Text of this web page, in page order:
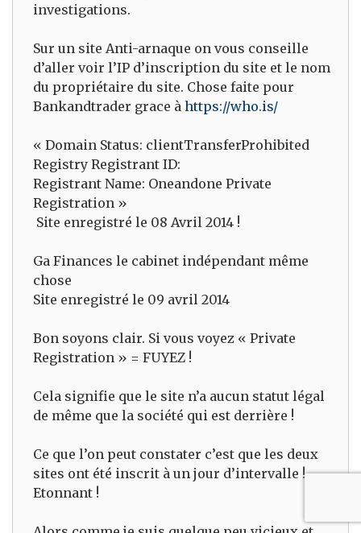
investigations.
Sur un site Anti-arnaque on vous conseille
d’aller voir l’IP d’inscription du site et le nom
du propriétaire du site. Chose faite pour
Bankandtrader grace à https://who.is/
« Domain Status: clientTransferProhibited
Registry Registrant ID:
Registrant Name: Oneandone Private
Registration »
Site enregistré le 08 Avril 2014 !
Ga Finances le cabinet indépendant même
chose
Site enregistré le 09 avril 2014
Bon soyons clair. Si vous voyez « Private
Registration » = FUYEZ !
Cela signifie que le site n’a aucun statut légal
de même que la société qui est derrière !
Ce que l’on peut constater c’est que les deux
sites ont été inscrit à un jour d’intervalle !
Etonnant !